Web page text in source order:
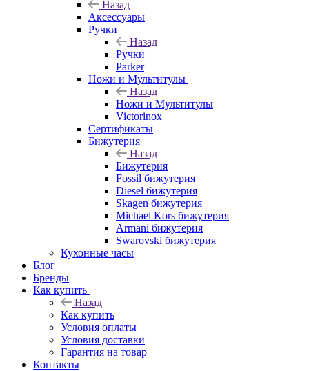
Назад
Аксессуары
Ручки
Назад
Ручки
Parker
Ножи и Мультитулы
Назад
Ножи и Мультитулы
Victorinox
Сертификаты
Бижутерия
Назад
Бижутерия
Fossil бижутерия
Diesel бижутерия
Skagen бижутерия
Michael Kors бижутерия
Armani бижутерия
Swarovski бижутерия
Кухонные часы
Блог
Бренды
Как купить
Назад
Как купить
Условия оплаты
Условия доставки
Гарантия на товар
Контакты